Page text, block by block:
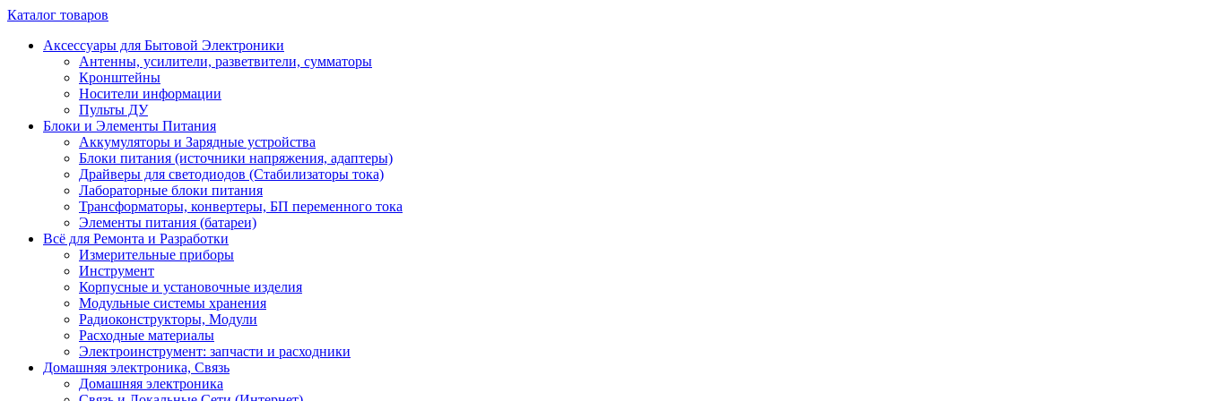
Каталог товаров
Аксессуары для Бытовой Электроники
Антенны, усилители, разветвители, сумматоры
Кронштейны
Носители информации
Пульты ДУ
Блоки и Элементы Питания
Аккумуляторы и Зарядные устройства
Блоки питания (источники напряжения, адаптеры)
Драйверы для светодиодов (Стабилизаторы тока)
Лабораторные блоки питания
Трансформаторы, конвертеры, БП переменного тока
Элементы питания (батареи)
Всё для Ремонта и Разработки
Измерительные приборы
Инструмент
Корпусные и установочные изделия
Модульные системы хранения
Радиоконструкторы, Модули
Расходные материалы
Электроинструмент: запчасти и расходники
Домашняя электроника, Связь
Домашняя электроника